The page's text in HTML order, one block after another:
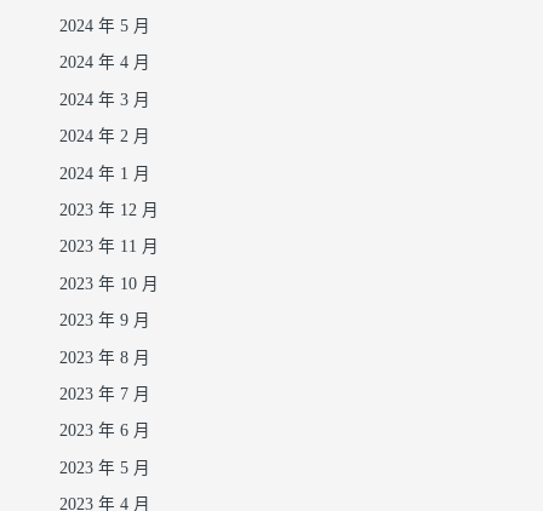
2024 年 5 月
2024 年 4 月
2024 年 3 月
2024 年 2 月
2024 年 1 月
2023 年 12 月
2023 年 11 月
2023 年 10 月
2023 年 9 月
2023 年 8 月
2023 年 7 月
2023 年 6 月
2023 年 5 月
2023 年 4 月